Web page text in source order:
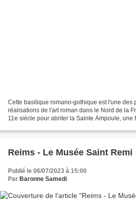
Cette basilique romano-gothique est l'une des
réalisations de l'art roman dans le Nord de la
11e siècle pour abriter la Sainte Ampoule, une
Reims - Le Musée Saint Remi
Publié le 06/07/2023 à 15:00
Par Baronne Samedi